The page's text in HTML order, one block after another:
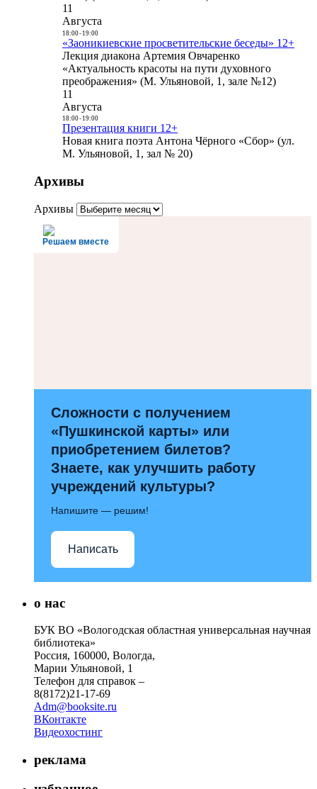
11
Августа
18:00- 19:00
«Заоникиевские просветительские беседы» 12+
Лекция диакона Артемия Овчаренко
«Актуальность красоты на пути духовного
преображения» (М. Ульяновой, 1, зале №12)
11
Августа
18:00- 19:00
Презентация книги 12+
Новая книга поэта Антона Чёрного «Сбор» (ул.
М. Ульяновой, 1, зал № 20)
Архивы
Архивы
Решаем вместе
Сложности с получением
«Пушкинской карты» или
приобретением билетов?
Знаете, как улучшить работу
учреждений культуры?
Напишите — решим!
Написать
о нас
БУК ВО «Вологодская областная универсальная научная
библиотека»
Россия, 160000, Вологда,
Марии Ульяновой, 1
Телефон для справок –
8(8172)21-17-69
Adm@booksite.ru
ВКонтакте
Видеохостинг
реклама